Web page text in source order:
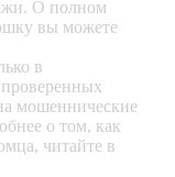
О полном
вы можете
в
мошеннические
о том, как
читайте в